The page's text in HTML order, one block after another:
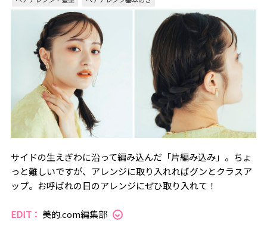
サイドの生えぎわに沿って編み込んだ「片編み込み」。ちょ
っと難しいですが、アレンジに取り入れればグンとクラスア
ップ。お呼ばれの日のアレンジにぜひ取り入れて！
EDIT： 美的.com編集部